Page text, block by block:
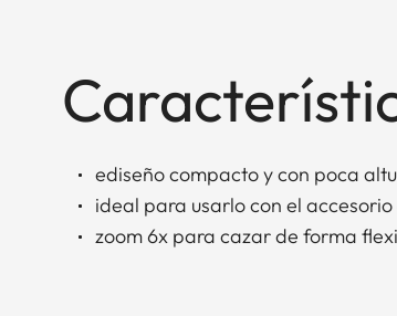
ediseño compacto y con poca
ideal para usarlo con el
zoom 6x para cazar de forma